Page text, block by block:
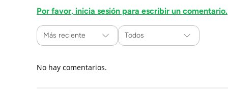
Por favor, inicia sesión para escribir un comentario.
Más reciente Todos
No hay comentarios.